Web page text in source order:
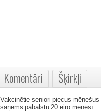
Komentāri Šķirkļi
Vakcinētie seniori piecus mēnešus
saņems pabalstu 20 eiro mēnesī